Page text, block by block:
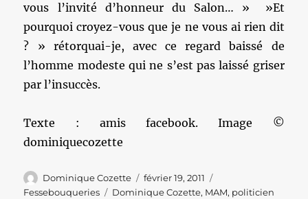
vous l’invité d’honneur du Salon… » »Et
pourquoi croyez-vous que je ne vous ai rien dit
? » rétorquai-je, avec ce regard baissé de
l’homme modeste qui ne s’est pas laissé griser
par l’insuccès.
Texte : amis facebook. Image ©
dominiquecozette
Auteur
Dominique Cozette
Publié
le
février 19, 2011
Fessebouqueries
Étiquettes
Dominique Cozette, MAM, politicien